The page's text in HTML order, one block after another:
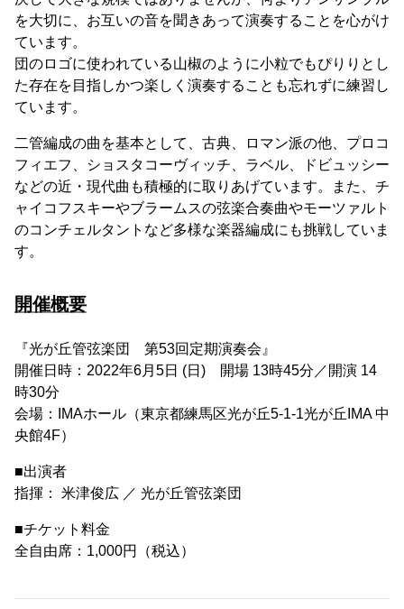
を大切に、お互いの音を聞きあって演奏することを心がけ
ています。
団のロゴに使われている山椒のように小粒でもぴりりとし
た存在を目指しかつ楽しく演奏することも忘れずに練習し
ています。
二管編成の曲を基本として、古典、ロマン派の他、プロコ
フィエフ、ショスタコーヴィッチ、ラベル、ドビュッシー
などの近・現代曲も積極的に取りあげています。また、チ
ャイコフスキーやブラームスの弦楽合奏曲やモーツァルト
のコンチェルタントなど多様な楽器編成にも挑戦していま
す。
開催概要
『光が丘管弦楽団 第53回定期演奏会』
開催日時：2022年6月5日 (日) 開場 13時45分／開演 14
時30分
会場：IMAホール（東京都練馬区光が丘5-1-1光が丘IMA 中
央館4F）
■出演者
指揮： 米津俊広 ／ 光が丘管弦楽団
■チケット料金
全自由席：1,000円（税込）